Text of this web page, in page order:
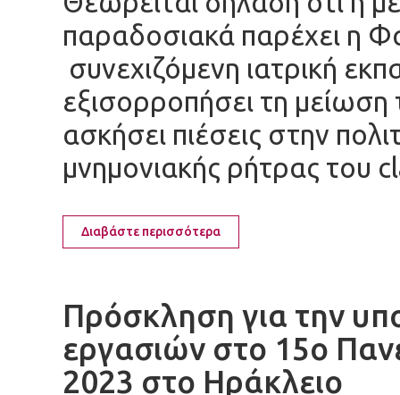
παραδοσιακά παρέχει η
συνεχιζόμενη ιατρική
εξισορροπήσει τη
ασκήσει πιέσεις στην
μνημονιακής ρήτρας του
Διαβάστε περισσότερα
Πρόσκληση για την
εργασιών στο 15ο
2023 στο Ηράκλειο